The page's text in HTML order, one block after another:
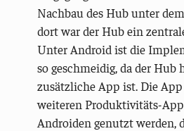
Nachbau des Hub unter
dort war der Hub ein
Unter Android ist die
so geschmeidig, da der Hub
zusätzliche App ist. Die
weiteren Produktivitäts-
Androiden genutzt werden,